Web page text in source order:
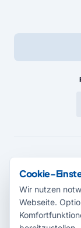
Cookie-
Wir nutzen
Webseite.